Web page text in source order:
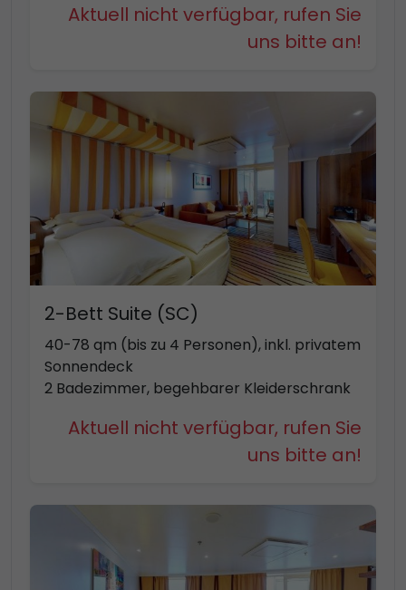
Aktuell nicht verfügbar, rufen Sie
uns bitte an!
2-Bett Suite (SC)
40-78 qm (bis zu 4 Personen), inkl. privatem
Sonnendeck
2 Badezimmer, begehbarer Kleiderschrank
Aktuell nicht verfügbar, rufen Sie
uns bitte an!